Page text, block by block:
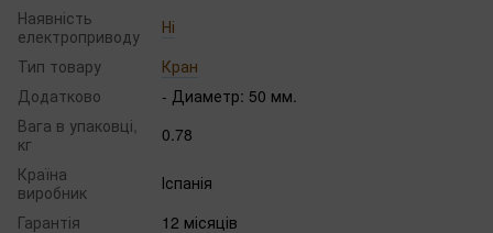
Наявність
електроприводу
Ні
Тип товару
Кран
Додатково
- Диаметр: 50 мм.
Вага в упаковці,
кг
0.78
Країна
виробник
Іспанія
Гарантія
12 місяців